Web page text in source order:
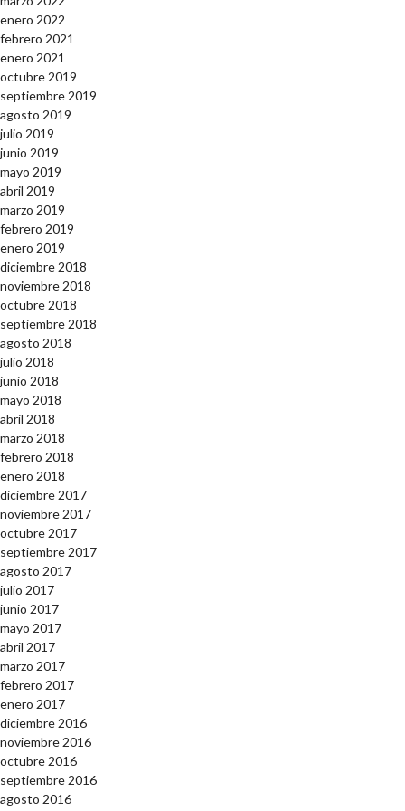
enero 2022
febrero 2021
enero 2021
octubre 2019
septiembre 2019
agosto 2019
julio 2019
junio 2019
mayo 2019
abril 2019
marzo 2019
febrero 2019
enero 2019
diciembre 2018
noviembre 2018
octubre 2018
septiembre 2018
agosto 2018
julio 2018
junio 2018
mayo 2018
abril 2018
marzo 2018
febrero 2018
enero 2018
diciembre 2017
noviembre 2017
octubre 2017
septiembre 2017
agosto 2017
julio 2017
junio 2017
mayo 2017
abril 2017
marzo 2017
febrero 2017
enero 2017
diciembre 2016
noviembre 2016
octubre 2016
septiembre 2016
agosto 2016